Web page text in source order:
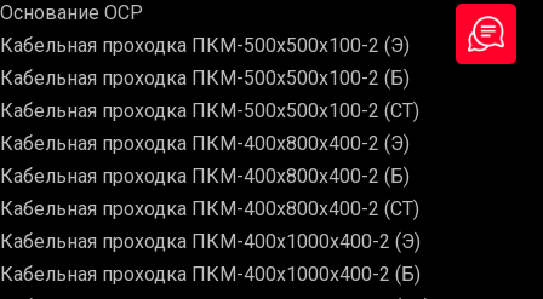
Основание ОСР
Кабельная проходка ПКМ-500х500х100-2 (Э)
Кабельная проходка ПКМ-500х500х100-2 (Б)
Кабельная проходка ПКМ-500х500х100-2 (СТ)
Кабельная проходка ПКМ-400х800х400-2 (Э)
Кабельная проходка ПКМ-400х800х400-2 (Б)
Кабельная проходка ПКМ-400х800х400-2 (СТ)
Кабельная проходка ПКМ-400х1000х400-2 (Э)
Кабельная проходка ПКМ-400х1000х400-2 (Б)